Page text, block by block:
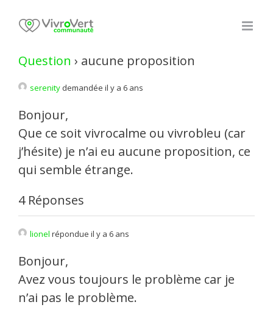
Question › aucune proposition
serenity demandée il y a 6 ans
Bonjour,
Que ce soit vivrocalme ou vivrobleu (car
j’hésite) je n’ai eu aucune proposition, ce
qui semble étrange.
4 Réponses
lionel répondue il y a 6 ans
Bonjour,
Avez vous toujours le problème car je
n’ai pas le problème.